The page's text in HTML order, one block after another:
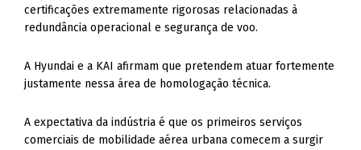
certificações extremamente rigorosas relacionadas à
redundância operacional e segurança de voo.
A Hyundai e a KAI afirmam que pretendem atuar fortemente
justamente nessa área de homologação técnica.
A expectativa da indústria é que os primeiros serviços
comerciais de mobilidade aérea urbana comecem a surgir